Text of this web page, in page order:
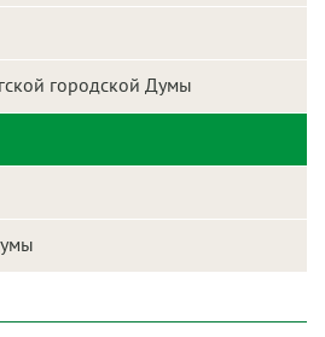
городской Думы